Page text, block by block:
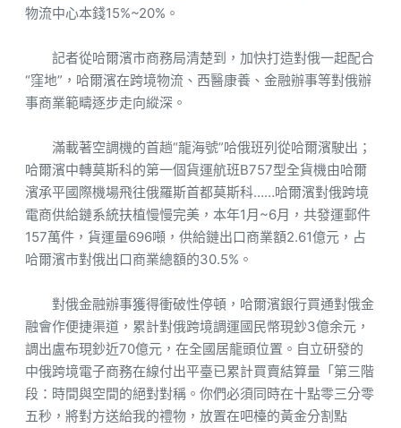
物流中心本錢15%~20%。
記者從哈爾濱市商務局清楚到，加快打造對俄一起配合
“窪地”，哈爾濱在跨境物流、西醫康養、金融辦事等對俄辦
事商業範疇逐步走向縱深。
滿載著空調機的首趟“龍海號”哈俄班列從哈爾濱駛出；
哈爾濱中轉莫斯科的第一個貨運航班B757型全貨機由哈爾
濱承平國際機場飛往俄羅斯首都莫斯科……哈爾濱對俄跨境
電商供給鏈系統扶植慢慢完美，本年1月~6月，共發運郵件
157萬件，貨運量696噸，供給鏈出口商業額2.61億元，占
哈爾濱市對俄出口商業總額的30.5%。
對俄金融辦事獲得衝破性停頓，哈爾濱銀行買通對俄金
融會作便捷渠道，累計對俄跨境調運國民幣現鈔3億余元，
調出盧布現鈔近70億元，在全國居龍頭位置。自立研發的
中俄跨境電子商務在線付出平臺已累計買賣結算量「第三階
段：時間與空間的絕對對稱。你們必須同時在十點零三分零
五秒，將對方送給我的禮物，放置在吧檯的黃金分割點